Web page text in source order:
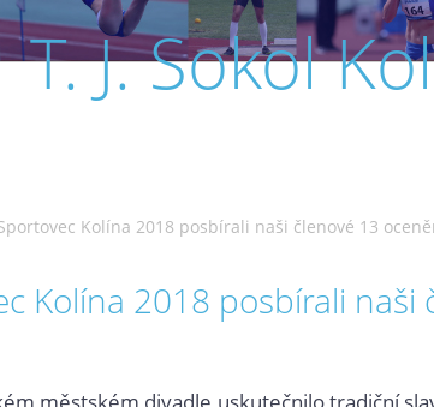
T. J. Sokol
Kolína 2018 posbírali naši členové 13
Kolína 2018 posbírali naši